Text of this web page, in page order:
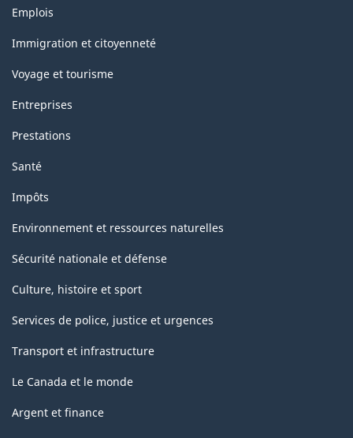
Thèmes
sujets
Emplois
Immigration et citoyenneté
Voyage et tourisme
Entreprises
Prestations
Santé
Impôts
Environnement et ressources naturelles
Sécurité nationale et défense
Culture, histoire et sport
Services de police, justice et urgences
Transport et infrastructure
Le Canada et le monde
Argent et finance